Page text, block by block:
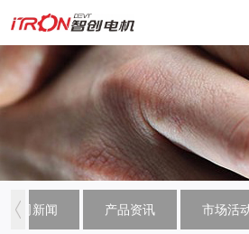
公司新闻 产品资讯 市场活